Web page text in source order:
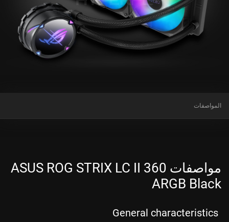
المواصفات
مواصفات ASUS ROG STRIX LC II 360
ARGB Black
General characteristics